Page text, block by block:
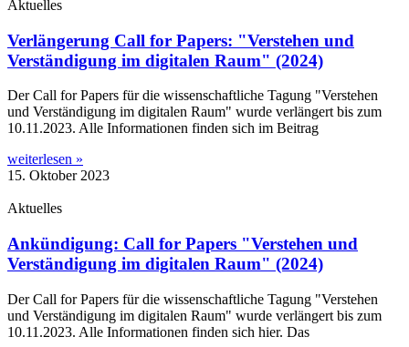
Aktuelles
Verlängerung Call for Papers: "Verstehen und
Verständigung im digitalen Raum" (2024)
Der Call for Papers für die wis­sen­schaft­li­che Tagung "Ver­ste­hen
und Ver­stän­di­gung im digi­ta­len Raum" wur­de ver­län­gert bis zum
10.11.2023. Alle Infor­ma­tio­nen fin­den sich im Beitrag
weiterlesen »
15. Oktober 2023
Aktuelles
Ankündigung: Call for Papers "Verstehen und
Verständigung im digitalen Raum" (2024)
Der Call for Papers für die wis­sen­schaft­li­che Tagung "Ver­ste­hen
und Ver­stän­di­gung im digi­ta­len Raum" wur­de ver­län­gert bis zum
10.11.2023. Alle Infor­ma­tio­nen fin­den sich hier. Das